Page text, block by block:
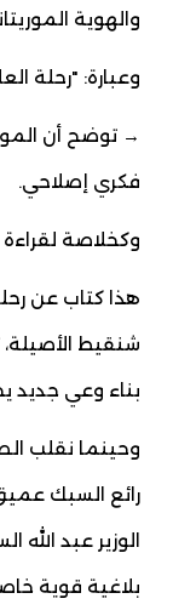
والهوية
وعبارة: "رحلة
→ توضح أن
فكري إصلاحي.
وكخلاصة
هذا كتاب عن
شنقيط
بناء وعي جديد
وحينما نقلب
رائع السبك
الوزير عبد
بلاغية قوية